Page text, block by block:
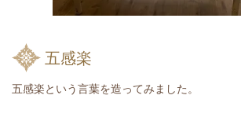
五感楽
五感楽という言葉を造ってみました。